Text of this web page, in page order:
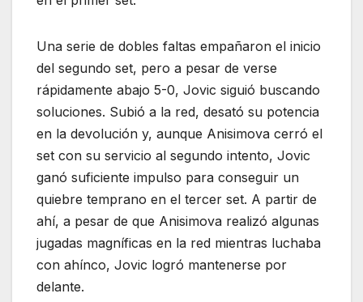
Una serie de dobles faltas empañaron el inicio
del segundo set, pero a pesar de verse
rápidamente abajo 5-0, Jovic siguió buscando
soluciones. Subió a la red, desató su potencia
en la devolución y, aunque Anisimova cerró el
set con su servicio al segundo intento, Jovic
ganó suficiente impulso para conseguir un
quiebre temprano en el tercer set. A partir de
ahí, a pesar de que Anisimova realizó algunas
jugadas magníficas en la red mientras luchaba
con ahínco, Jovic logró mantenerse por
delante.